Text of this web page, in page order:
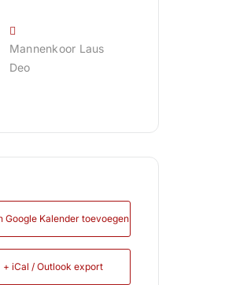
Mannenkoor Laus
Deo
Google Kalender toevoegen
+ iCal / Outlook export